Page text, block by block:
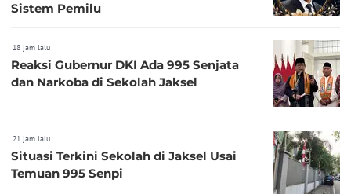
Sistem Pemilu
18 jam lalu
Reaksi Gubernur DKI Ada 995 Senjata
dan Narkoba di Sekolah Jaksel
21 jam lalu
Situasi Terkini Sekolah di Jaksel Usai
Temuan 995 Senpi